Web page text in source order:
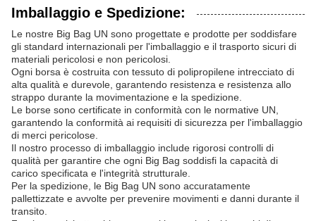
Imballaggio e Spedizione:
Le nostre Big Bag UN sono progettate e prodotte per soddisfare
gli standard internazionali per l'imballaggio e il trasporto sicuri di
materiali pericolosi e non pericolosi.
Ogni borsa è costruita con tessuto di polipropilene intrecciato di
alta qualità e durevole, garantendo resistenza e resistenza allo
strappo durante la movimentazione e la spedizione.
Le borse sono certificate in conformità con le normative UN,
garantendo la conformità ai requisiti di sicurezza per l'imballaggio
di merci pericolose.
Il nostro processo di imballaggio include rigorosi controlli di
qualità per garantire che ogni Big Bag soddisfi la capacità di
carico specificata e l'integrità strutturale.
Per la spedizione, le Big Bag UN sono accuratamente
pallettizzate e avvolte per prevenire movimenti e danni durante il
transito.